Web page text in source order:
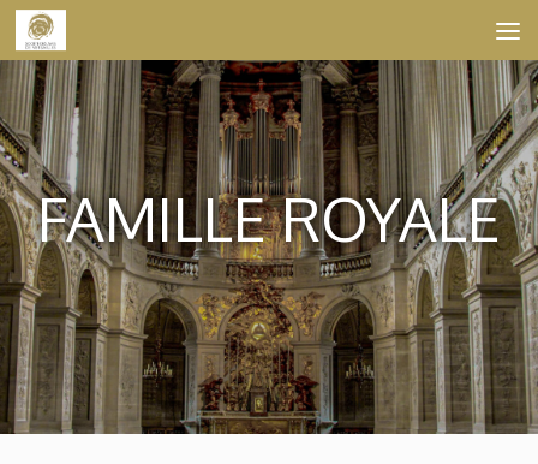
Skip to content
FAMILLE ROYALE